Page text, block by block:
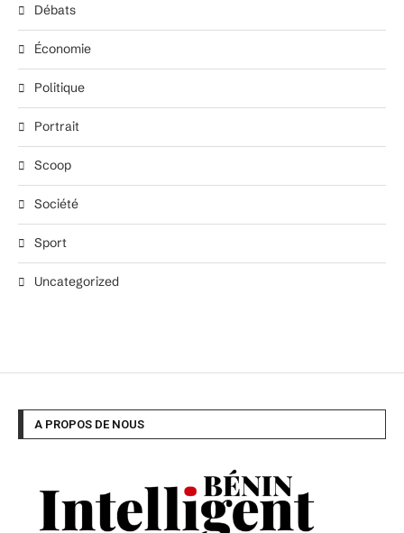
Débats
Économie
Politique
Portrait
Scoop
Société
Sport
Uncategorized
A PROPOS DE NOUS